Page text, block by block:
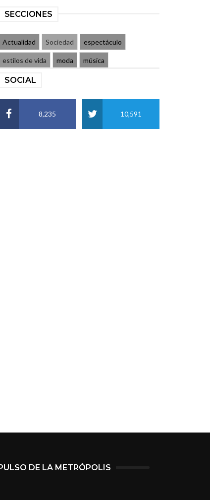
SECCIONES
Actualidad Sociedad espectáculo
estilos de vida moda música
SOCIAL
8,235 10,591
DE LA METRÓPOLIS